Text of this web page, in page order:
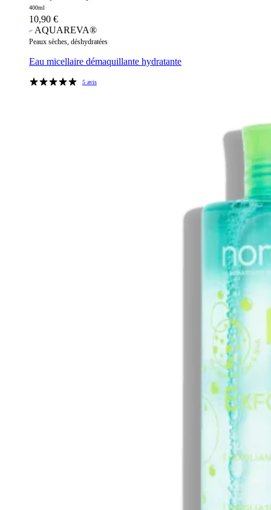
400ml
10,90 €
AQUAREVA®
Peaux sèches, déshydratées
Eau micellaire démaquillante hydratante
5 avis